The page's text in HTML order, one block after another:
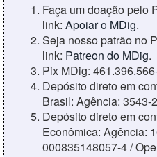
Faça um doação pelo
link: Apoiar o MDig.
Seja nosso patrão no
link: Patreon do MDig.
Pix MDig:
Depósito direto em
Brasil: Agência: 3543-
Depósito direto em
Econômica: Agência:
000835148057-4 /